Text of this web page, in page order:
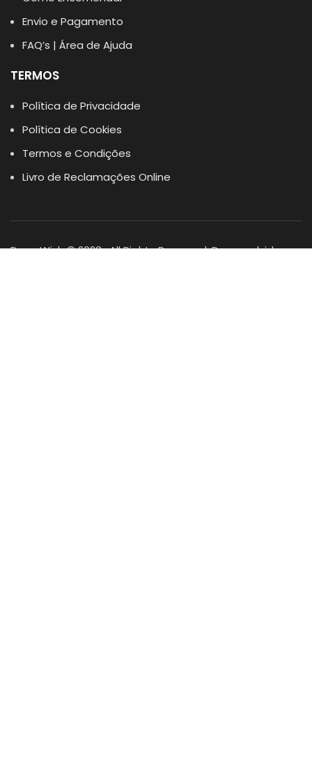
Envio e Pagamento
FAQ’s | Área de Ajuda
TERMOS
Política de Privacidade
Política de Cookies
Termos e Condições
Livro de Reclamações Online
Dogs Wish © 2023 . All Rights Reserved. Desenvolvido por